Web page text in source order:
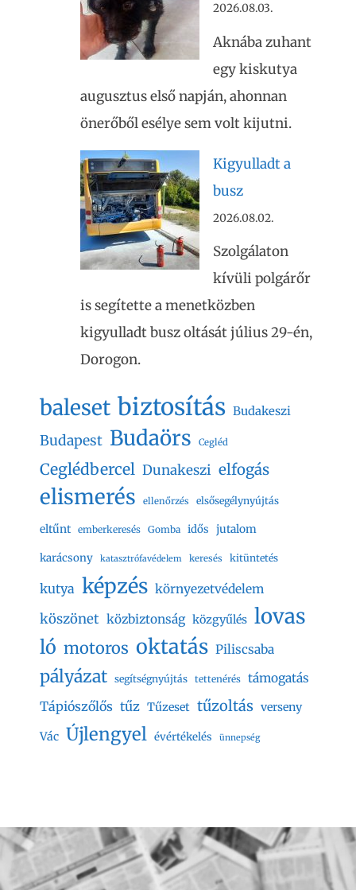
2026.08.03.
Aknába zuhant
egy kiskutya
augusztus első napján, ahonnan
önerőből esélye sem volt kijutni.
Kigyulladt a
busz
2026.08.02.
Szolgálaton
kívüli polgárőr
is segítette a menetközben
kigyulladt busz oltását július 29-én,
Dorogon.
baleset biztosítás Budakeszi
Budapest Budaörs Cegléd
Ceglédbercel Dunakeszi elfogás
elismerés ellenőrzés elsősegélynyújtás
eltűnt emberkeresés Gomba idős jutalom
karácsony katasztrófavédelem keresés kitüntetés
kutya képzés környezetvédelem
köszönet közbiztonság közgyűlés lovas
ló motoros oktatás Piliscsaba
pályázat segítségnyújtás tettenérés támogatás
Tápiószőlős tűz Tűzeset tűzoltás verseny
Vác Újlengyel évértékelés ünnepség